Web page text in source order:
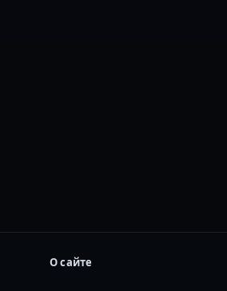
О сайте